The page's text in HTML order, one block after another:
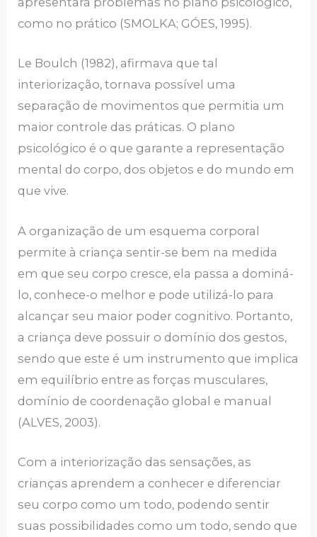
como no prático (SMOLKA; GÓES, 1995).
Le Boulch (1982), afirmava que tal
interiorização, tornava possível uma
separação de movimentos que permitia um
maior controle das práticas. O plano
psicológico é o que garante a representação
mental do corpo, dos objetos e do mundo em
que vive.
A organização de um esquema corporal
permite à criança sentir-se bem na medida
em que seu corpo cresce, ela passa a dominá-
lo, conhece-o melhor e pode utilizá-lo para
alcançar seu maior poder cognitivo. Portanto,
a criança deve possuir o domínio dos gestos,
sendo que este é um instrumento que implica
em equilíbrio entre as forças musculares,
domínio de coordenação global e manual
(ALVES, 2003).
Com a interiorização das sensações, as
crianças aprendem a conhecer e diferenciar
seu corpo como um todo, podendo sentir
suas possibilidades como um todo, sendo que